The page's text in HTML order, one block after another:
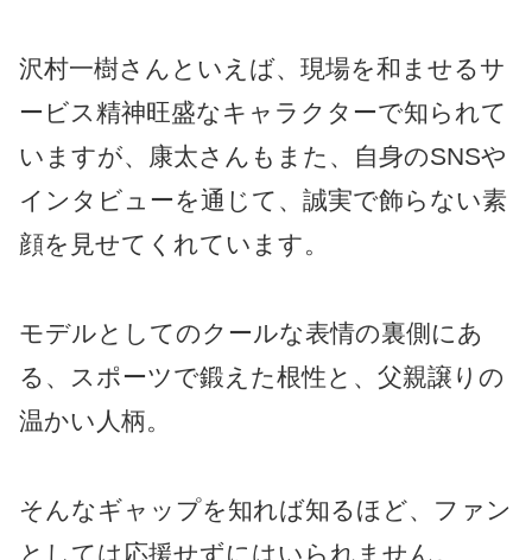
沢村一樹さんといえば、現場を和ませるサ
ービス精神旺盛なキャラクターで知られて
いますが、康太さんもまた、自身のSNSや
インタビューを通じて、誠実で飾らない素
顔を見せてくれています。
モデルとしてのクールな表情の裏側にあ
る、スポーツで鍛えた根性と、父親譲りの
温かい人柄。
そんなギャップを知れば知るほど、ファン
としては応援せずにはいられません。